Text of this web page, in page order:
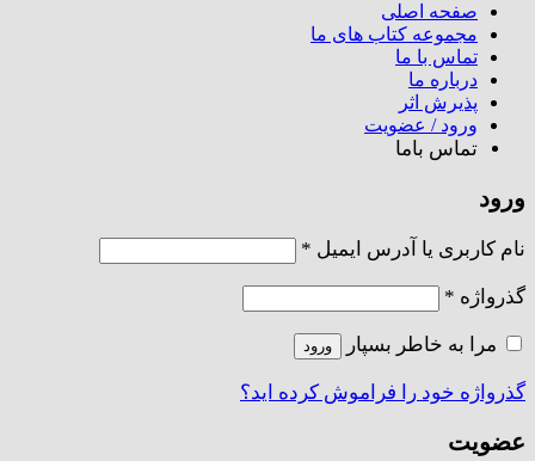
صفحه اصلی
مجموعه کتاب های ما
تماس با ما
درباره ما
پذیرش اثر
ورود / عضویت
تماس باما
ورود
نام کاربری یا آدرس ایمیل *
گذرواژه *
مرا به خاطر بسپار ورود
گذرواژه خود را فراموش کرده اید؟
عضویت